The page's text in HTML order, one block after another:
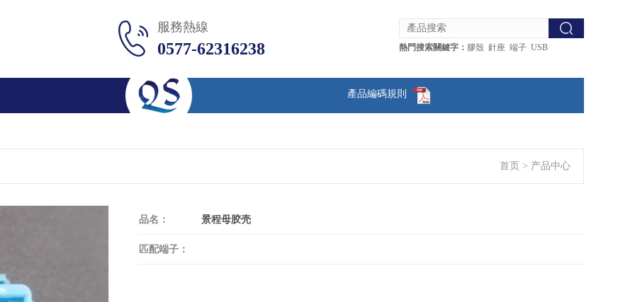
服務熱線
0577-62316238 熱門搜索關鍵字： 膠殼 針座 端子 USB
產品編碼規則
首页 > 产品中心
品名： 景程母胶壳
匹配端子：